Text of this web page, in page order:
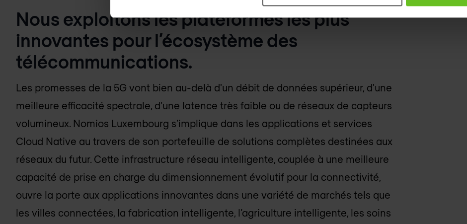
Nous exploitons les plateformes les plus
innovantes pour l’écosystème des
télécommunications.
Les promesses de la 5G vont bien au-delà d'un débit de données supérieur, d'une
meilleure efficacité spectrale, d’une latence très faible ou de réseaux de capteurs
volumineux. Nomios Luxembourg s’implique dans les applications et services
Cloud Native au travers de son portefeuille de solutions complètes destinées aux
réseaux du futur. Cette infrastructure réseau intelligente, couplée à une meilleure
capacité de prise en charge du dimensionnement évolutif pour la connectivité,
ouvre la porte aux applications innovantes dans une variété de marchés tels que
les villes connectées, la fabrication intelligente, l’agriculture intelligente, les soins